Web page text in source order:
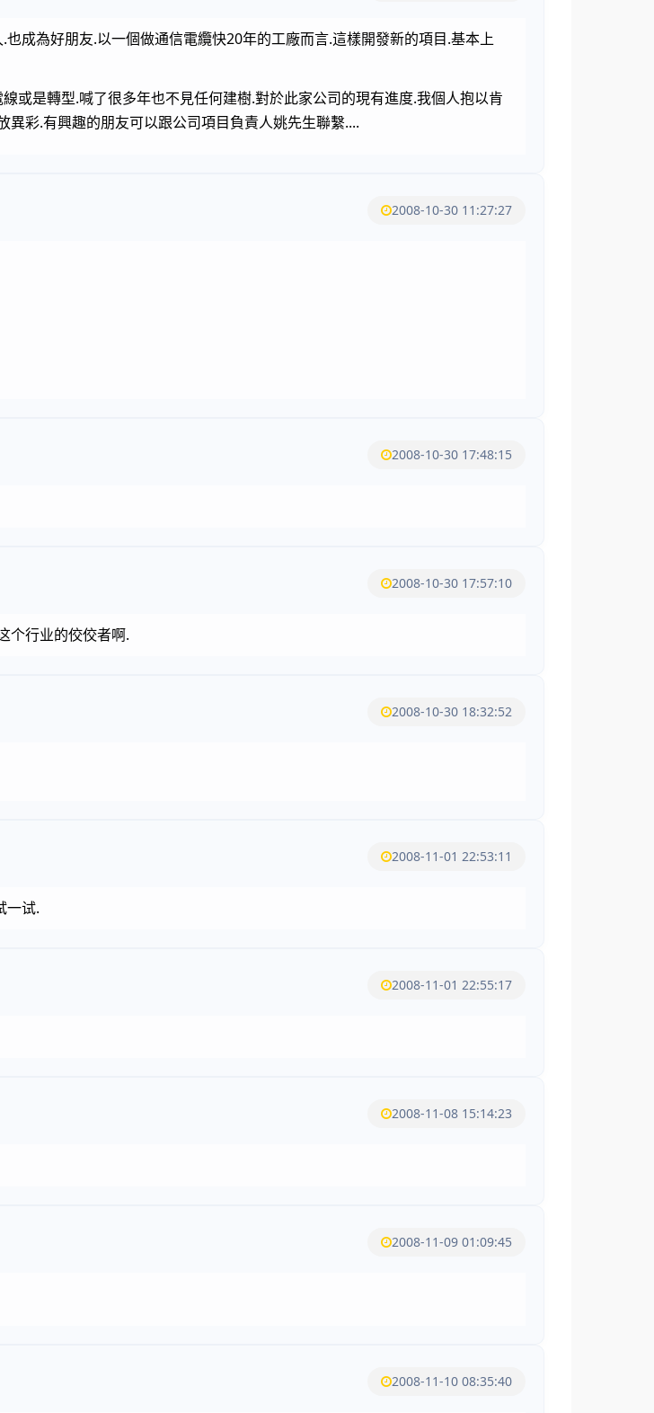
成為好朋友.以一個做通信電纜快20年的工廠而言.這樣開發新的項目.基本上
或是轉型.喊了很多年也不見任何建樹.對於此家公司的現有進度.我個人抱以肯
彩.有興趣的朋友可以跟公司項目負責人姚先生聯繫....
2008-10-30 11:27:27
2008-10-30 17:48:15
2008-10-30 17:57:10
个行业的佼佼者啊.
2008-10-30 18:32:52
2008-11-01 22:53:11
一试.
2008-11-01 22:55:17
2008-11-08 15:14:23
2008-11-09 01:09:45
2008-11-10 08:35:40